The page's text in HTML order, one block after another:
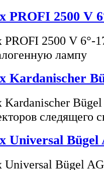
PROFI 2500 V
2500 V 6°-
лампу
Kardanischer
Bügel
следящего
Universal Bügel
Bügel